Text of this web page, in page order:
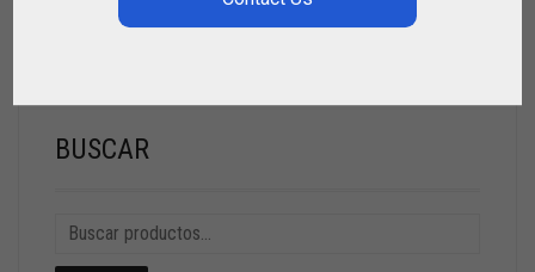
€1,608.00
BUSCAR